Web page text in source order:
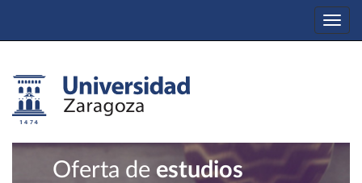
Oferta de estudios